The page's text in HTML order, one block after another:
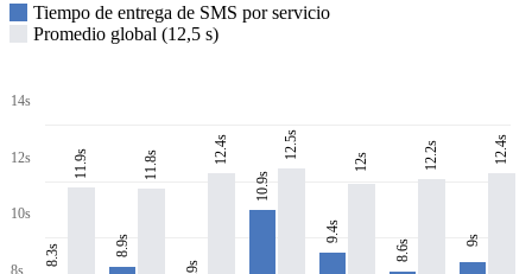
Tiempo de entrega de SMS por servicio
Promedio global (12,5 s)
14s
12s
10s
8.3s
11.9s
8.9s
11.8s 12.4s
10.9s
12.5s
9.4s
12s
8.6s
12.2s
9s
12.4s